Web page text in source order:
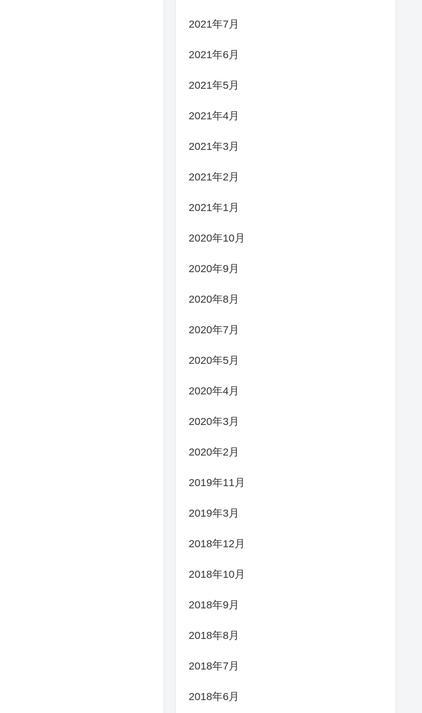
2021年7月
2021年6月
2021年5月
2021年4月
2021年3月
2021年2月
2021年1月
2020年10月
2020年9月
2020年8月
2020年7月
2020年5月
2020年4月
2020年3月
2020年2月
2019年11月
2019年3月
2018年12月
2018年10月
2018年9月
2018年8月
2018年7月
2018年6月